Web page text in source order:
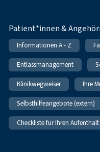
Patient*innen &
Informationen A - Z
Entlassmanagement
Klinikwegweiser Ihre
Selbsthilfeangebote (extern)
Checkliste für Ihren Aufenthalt